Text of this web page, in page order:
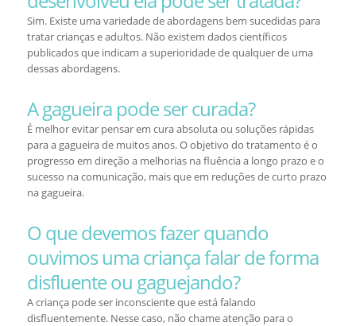
Sim. Existe uma variedade de abordagens bem sucedidas para
tratar crianças e adultos. Não existem dados científicos
publicados que indicam a superioridade de qualquer de uma
dessas abordagens.
A gagueira pode ser curada?
É melhor evitar pensar em cura absoluta ou soluções rápidas
para a gagueira de muitos anos. O objetivo do tratamento é o
progresso em direção a melhorias na fluência a longo prazo e o
sucesso na comunicação, mais que em reduções de curto prazo
na gagueira.
O que devemos fazer quando
ouvimos uma criança falar de forma
disfluente ou gaguejando?
A criança pode ser inconsciente que está falando
disfluentemente. Nesse caso, não chame atenção para o